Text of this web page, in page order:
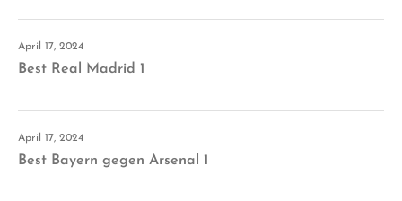
April 17, 2024
Best Real Madrid 1
April 17, 2024
Best Bayern gegen Arsenal 1